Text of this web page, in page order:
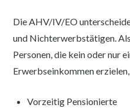
Die AHV/IV/EO
und Nichterwerbstätigen.
Personen, die kein oder nur
Erwerbseinkommen
Vorzeitig Pensionierte